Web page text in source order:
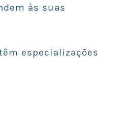
às suas
especializações